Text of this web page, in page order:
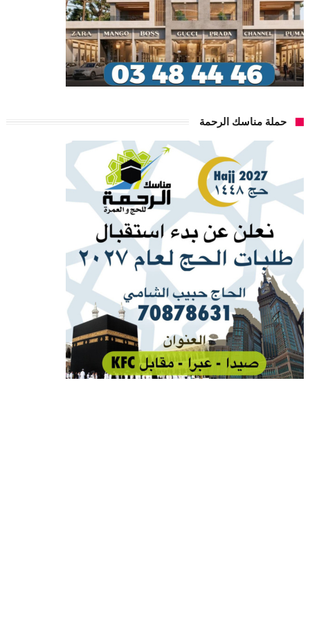
حملة مناسك الرحمة